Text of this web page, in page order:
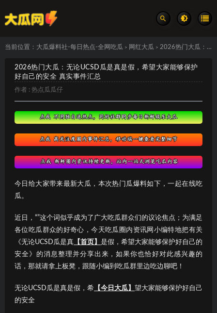
当前位置： 大瓜爆料社-每日热点-全网吃瓜 > 网红大瓜 > 2026热门大瓜：无论UCSD瓜是真是假，希望大家能够保护好自己的安全 真实事件汇总
2026热门大瓜：无论UCSD瓜是真是假，希望大家能够保护
好自己的安全 真实事件汇总
作者 : 热点瓜瓜仔
今日给大家带来最新大瓜，本次热门瓜爆料如下，一起在线吃
瓜。
近日，“”这个词似乎成为了广大吃瓜群众们的议论焦点；为满足
各位吃瓜群众的好奇心，今天吃瓜圈内资讯网小编特地把有关
《无论UCSD瓜是真 【首页】 是假，希望大家能够保护好自己的
安全》的消息整理并分享出来，如果你也恰好对此感兴趣的
话，那就请拿上板凳，跟随小编到吃瓜群里边吃边聊吧！
无论UCSD瓜是真是假，希 【今日大瓜】 望大家能够保护好自己
的安全